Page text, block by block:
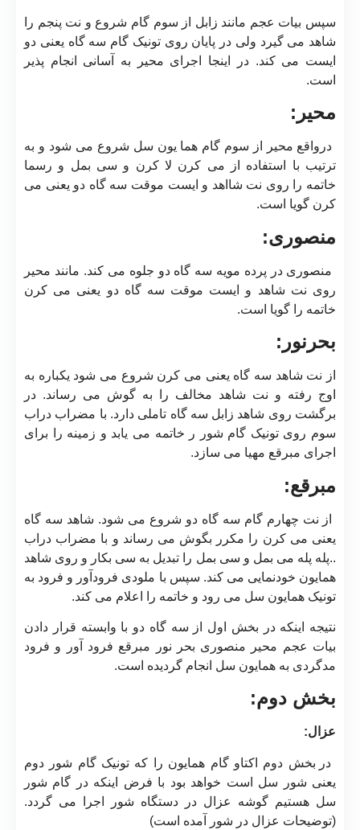
سپس بیات عجم مانند زابل از سوم گام شروع و نت پنجم را
شاهد می گیرد ولی در پایان روی تونیک گام سه گاه یعنی دو
ایست می کند. در اینجا اجرای محیر به آسانی انجام پذیر
است.
محیر:
درواقع محیر از سوم گام هما یون سل شروع می شود و به
ترتیب با استفاده از می کرن لا کرن و سی بمل و رسما
خاتمه را روی نت شااهد و ایست موقت سه گاه دو یعنی می
کرن گویا است.
منصوری:
منصوری در پرده مویه سه گاه دو جلوه می کند. مانند محیر
روی نت شاهد و ایست موقت سه گاه دو یعنی می کرن
خاتمه را گویا است.
بحرنور:
از نت شاهد سه گاه یعنی می کرن شروع می شود یکباره به
اوج رفته و نت شاهد مخالف را به گوش می رساند. در
برگشت روی شاهد زابل سه گاه تاملی دارد. با مضراب دراب
سوم روی تونیک گام شور ر خاتمه می یابد و زمینه را برای
اجرای مبرقع مهیا می سازد.
مبرقع:
از نت چهارم گام سه گاه دو شروع می شود. شاهد سه گاه
یعنی می کرن را مکرر بگوش می رساند و با مضراب دراب
..پله پله می بمل و سی بمل را تبدیل به سی بکار و روی شاهد
همایون خودنمایی می کند. سپس با ملودی فرودآور و فرود به
تونیک همایون سل می رود و خاتمه را اعلام می کند.
نتیجه اینکه در بخش اول از سه گاه دو با وابسته قرار دادن
بیات عجم محیر منصوری بحر نور مبرقع فرود آور و فرود
مدگردی به همایون سل انجام گردیده است.
بخش دوم:
عزال:
در بخش دوم اکتاو گام همایون را که تونیک گام شور دوم
یعنی شور سل است خواهد بود با فرض اینکه در گام شور
سل هستیم گوشه عزال در دستگاه شور اجرا می گردد.
(توضیحات عزال در شور آمده است)